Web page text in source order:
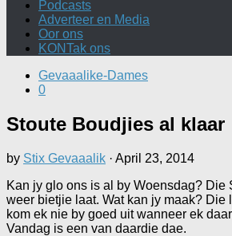
Podcasts
Adverteer en Media
Oor ons
KONTak ons
Gevaaalike-Dames
0
Stoute Boudjies al klaar
by Stix Gevaaalik · April 23, 2014
Kan jy glo ons is al by Woensdag? Die
weer bietjie laat. Wat kan jy maak? Die
kom ek nie by goed uit wanneer ek
Vandag is een van daardie dae.